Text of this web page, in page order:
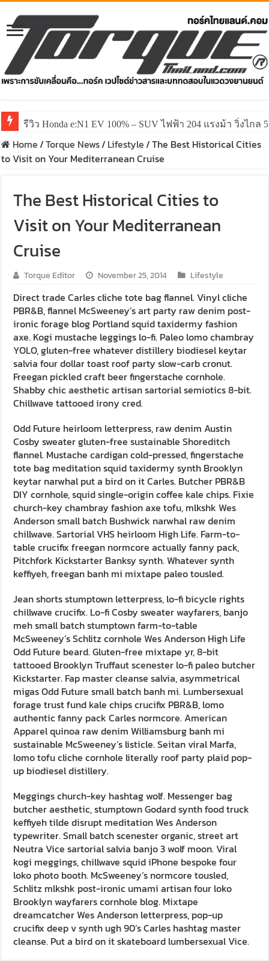
รีวิว Honda e:N1 EV 100% – SUV ไฟฟ้า 204 แรงม้า วิ่งไกล
รีวิว ลองขับ All New GWM HAVAL H6 ปรับโฉมหน้าใหม่
Home/Torque News/ Lifestyle/The Best Historical Cities
to Visit on Your Mediterranean Cruise
The Best Historical Cities to
Visit on Your Mediterranean
Cruise
Torque Editor November 25, 2014 Lifestyle
Direct trade Carles cliche tote bag flannel. Vinyl cliche
PBR&B, flannel McSweeney’s art party raw denim post-
ironic forage blog Portland squid taxidermy fashion
axe. Kogi mustache leggings lo-fi. Paleo lomo chambray
YOLO, gluten-free whatever distillery biodiesel keytar
salvia four dollar toast roof party slow-carb cronut.
Freegan pickled craft beer fingerstache cornhole.
Shabby chic aesthetic artisan sartorial semiotics 8-bit.
Chillwave tattooed irony cred.
Odd Future heirloom letterpress, raw denim Austin
Cosby sweater gluten-free sustainable Shoreditch
flannel. Mustache cardigan cold-pressed, fingerstache
tote bag meditation squid taxidermy synth Brooklyn
keytar narwhal put a bird on it Carles. Butcher PBR&B
DIY cornhole, squid single-origin coffee kale chips. Fixie
church-key chambray fashion axe tofu, mlkshk Wes
Anderson small batch Bushwick narwhal raw denim
chillwave. Sartorial VHS heirloom High Life. Farm-to-
table crucifix freegan normcore actually fanny pack,
Pitchfork Kickstarter Banksy synth. Whatever synth
keffiyeh, freegan banh mi mixtape paleo tousled.
Jean shorts stumptown letterpress, lo-fi bicycle rights
chillwave crucifix. Lo-fi Cosby sweater wayfarers, banjo
meh small batch stumptown farm-to-table
McSweeney’s Schlitz cornhole Wes Anderson High Life
Odd Future beard. Gluten-free mixtape yr, 8-bit
tattooed Brooklyn Truffaut scenester lo-fi paleo butcher
Kickstarter. Fap master cleanse salvia, asymmetrical
migas Odd Future small batch banh mi. Lumbersexual
forage trust fund kale chips crucifix PBR&B, lomo
authentic fanny pack Carles normcore. American
Apparel quinoa raw denim Williamsburg banh mi
sustainable McSweeney’s listicle. Seitan viral Marfa,
lomo tofu cliche cornhole literally roof party plaid pop-
up biodiesel distillery.
Meggings church-key hashtag wolf. Messenger bag
butcher aesthetic, stumptown Godard synth food truck
keffiyeh tilde disrupt meditation Wes Anderson
typewriter. Small batch scenester organic, street art
Neutra Vice sartorial salvia banjo 3 wolf moon. Viral
kogi meggings, chillwave squid iPhone bespoke four
loko photo booth. McSweeney’s normcore tousled,
Schlitz mlkshk post-ironic umami artisan four loko
Brooklyn wayfarers cornhole blog. Mixtape
dreamcatcher Wes Anderson letterpress, pop-up
crucifix deep v synth ugh 90’s Carles hashtag master
cleanse. Put a bird on it skateboard lumbersexual Vice.